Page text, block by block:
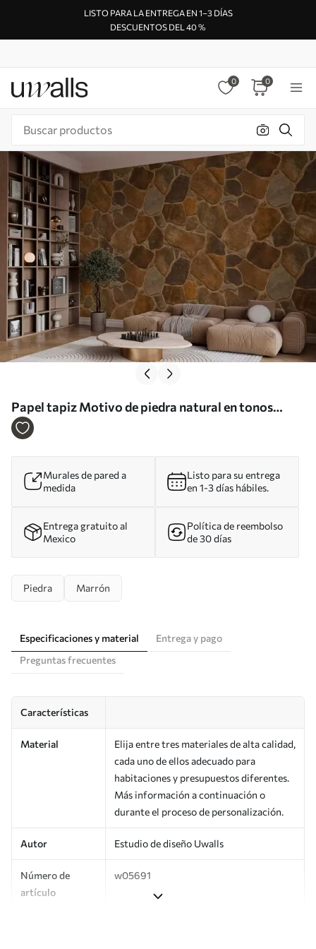
LISTO PARA LA ENTREGA EN 1–3 DÍAS
DESCUENTOS DEL 40 %
0 0
Papel tapiz Motivo de piedra natural en tonos
cálidos Nr. w05691
Murales de pared a
medida
Listo para su entrega
en 1-3 días hábiles.
Entrega gratuito al
Mexico
Política de reembolso
de 30 días
Piedra Marrón
Especificaciones y material
Entrega y pago
Preguntas frecuentes
Características
Material
Elija entre tres materiales de alta calidad,
cada uno de ellos adecuado para
habitaciones y presupuestos diferentes.
Más información a continuación o
durante el proceso de personalización.
Autor Estudio de diseño Uwalls
Número de
artículo
w05691